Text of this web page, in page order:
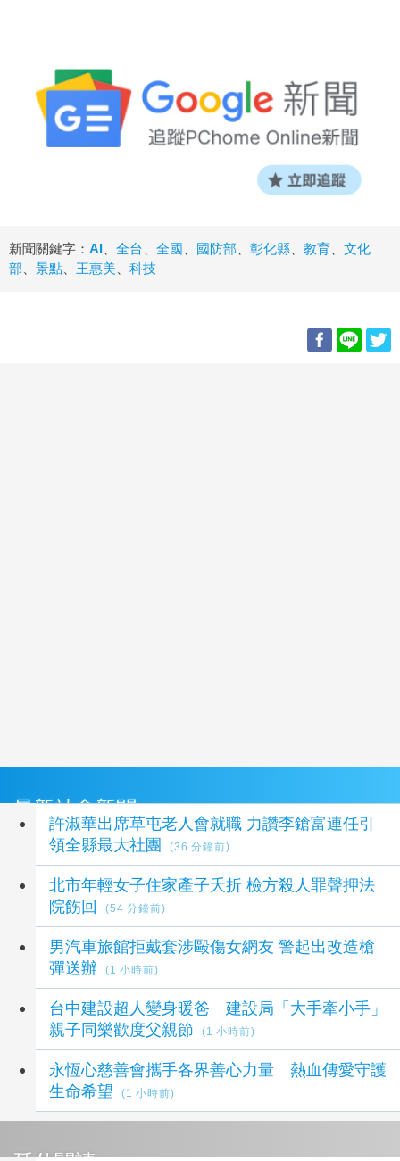
新聞關鍵字： AI 全台 全國 國防部 彰化縣 教育
文化
部
景點 王惠美 科技
最新社會新聞
許淑華出席草屯老人會就職 力讚李鎗富連任引
領全縣最大社團
(36 分鐘前)
北市年輕女子住家產子夭折 檢方殺人罪聲押法
院飭回
(54 分鐘前)
男汽車旅館拒戴套涉毆傷女網友 警起出改造槍
彈送辦
(1 小時前)
台中建設超人變身暖爸 建設局「大手牽小手」
親子同樂歡度父親節
(1 小時前)
永恆心慈善會攜手各界善心力量 熱血傳愛守護
生命希望
(1 小時前)